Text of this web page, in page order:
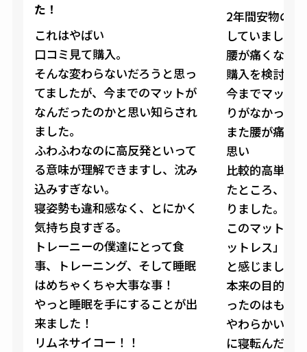
た！
これはやばい
口コミ見て購入。
そんな変わらないだろうと思っ
てましたが、今までのマットが
なんだったのかと思い知らされ
ました。
ふわふわなのに高反発といって
る意味が理解できますし、沈み
込みすぎない。
寝姿勢も違和感なく、とにかく
気持ち良すぎる。
トレーニーの僕達にとって食
事、トレーニング、そして睡眠
はめちゃくちゃ大事な事！
やっと睡眠を手にすることが出
来ました！
リムネサイコー！！
2年間安物の
していました
腰が痛くなる
購入を検討し
今までマット
りがなかった
また腰が痛く
思い
比較的高単価
たところ、動
りました。
このマットレ
ットレス」っ
と感じました
本来の目的で
ったのはもち
やわらかい触
に寝転んだ瞬